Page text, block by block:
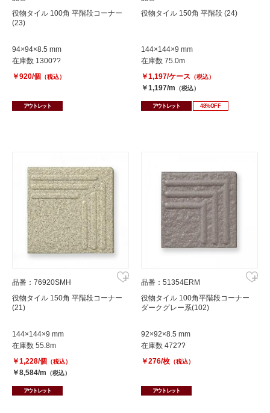
役物タイル 100角 平階段コーナー
(23)
94×94×8.5 mm
在庫数 1300??
￥920/個
（税込）
アウトレット
役物タイル 150角 平階段 (24)
144×144×9 mm
在庫数 75.0m
￥1,197/ケース （税込）
￥1,197/m （税込）
アウトレット 48%OFF
品番：76920SMH
役物タイル 150角 平階段コーナー
(21)
144×144×9 mm
在庫数 55.8m
￥1,228/個
（税込）
￥8,584/m （税込）
アウトレット
品番：51354ERM
役物タイル 100角平階段コーナー
ダークグレー系(102)
92×92×8.5 mm
在庫数 472??
￥276/枚 （税込）
アウトレット